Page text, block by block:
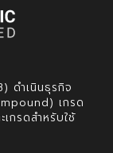
ดำเนินธุรกิจ
เกรด
กรดสำหรับใช้